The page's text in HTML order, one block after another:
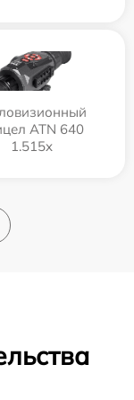
ATN 640
1.515x